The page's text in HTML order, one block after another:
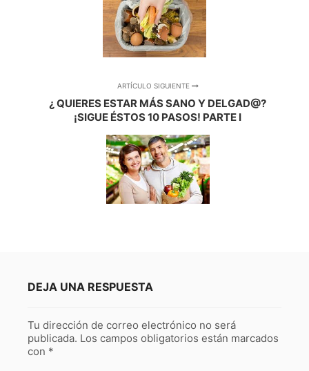
ARTÍCULO SIGUIENTE
¿ QUIERES ESTAR MÁS SANO Y DELGAD@?
¡SIGUE ÉSTOS 10 PASOS! PARTE I
DEJA UNA RESPUESTA
Tu dirección de correo electrónico no será
publicada. Los campos obligatorios están marcados
con *